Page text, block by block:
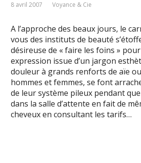
8 avril 2007 Voyance & Cie
A l’approche des beaux jours, le
vous des instituts de beauté
désireuse de « faire les foins »
expression issue d’un jargon
douleur à grands renforts de aïe
hommes et femmes, se font
de leur système pileux pendant
dans la salle d’attente en fait de
cheveux en consultant les tarifs…